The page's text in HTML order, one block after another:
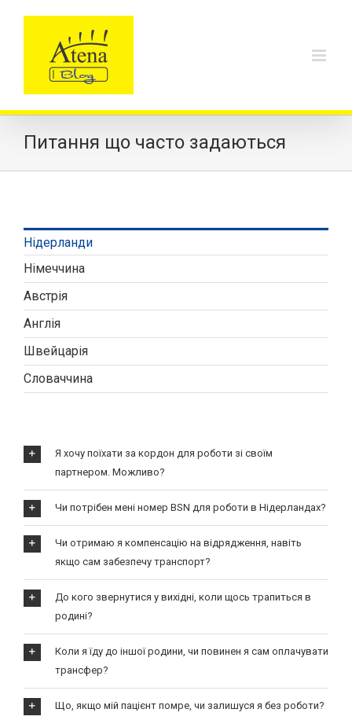
Питання що часто задаються
Нідерланди
Німеччина
Австрія
Англія
Швейцарія
Словаччина
Я хочу поїхати за кордон для роботи зі своїм
партнером. Можливо?
Чи потрібен мені номер BSN для роботи в Нідерландах?
Чи отримаю я компенсацію на відрядження, навіть
якщо сам забезпечу транспорт?
До кого звернутися у вихідні, коли щось трапиться в
родині?
Коли я їду до іншої родини, чи повинен я сам оплачувати
трансфер?
Що, якщо мій пацієнт помре, чи залишуся я без роботи?